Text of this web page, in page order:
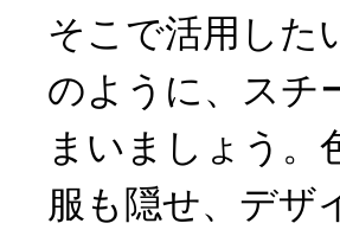
そこで活用した
のように、スチ
まいましょう。
服も隠せ、デザ